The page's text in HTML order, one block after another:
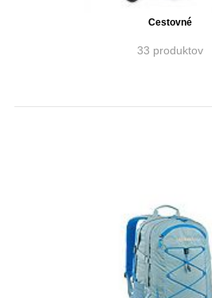
Cestovné
33 produktov